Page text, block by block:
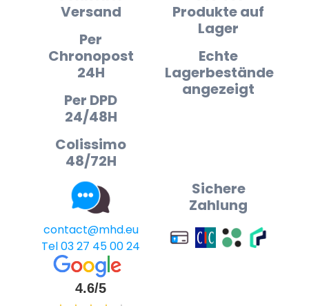
Versand
Per
Chronopost
24H
Per DPD
24/48H
Colissimo
48/72H
Produkte auf
Lager
Echte
Lagerbestände
angezeigt
contact@mhd.eu
Tel 03 27 45 00 24
Sichere
Zahlung
4.6/5